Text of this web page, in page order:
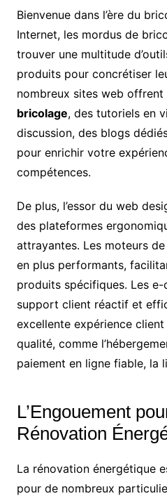
Bienvenue dans l’ère du
Internet, les mordus de
trouver une multitude
produits pour concrétiser
nombreux sites web offrent
bricolage, des tutoriels en
discussion, des blogs
pour enrichir votre
compétences.
De plus, l’essor du web
des plateformes
attrayantes. Les moteurs
en plus performants,
produits spécifiques. Les
support client réactif et
excellente expérience
qualité, comme
paiement en ligne fiable, la
L’Engouement
Rénovation
La rénovation énergétique
pour de nombreux